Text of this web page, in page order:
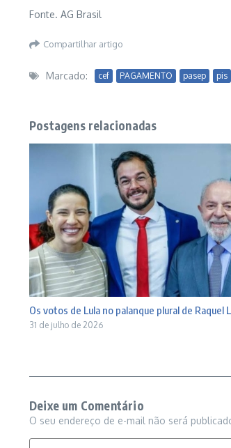
Fonte. AG Brasil
Compartilhar artigo
Marcado: cef PAGAMENTO pasep pis
Postagens relacionadas
Os votos de Lula no palanque plural de Raquel
31 de julho de 2026
Deixe um Comentário
O seu endereço de e-mail não será